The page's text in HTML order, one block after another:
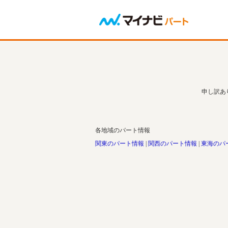
申し訳あ
各地域のパート情報
関東のパート情報
関西のパート情報 東海のパ